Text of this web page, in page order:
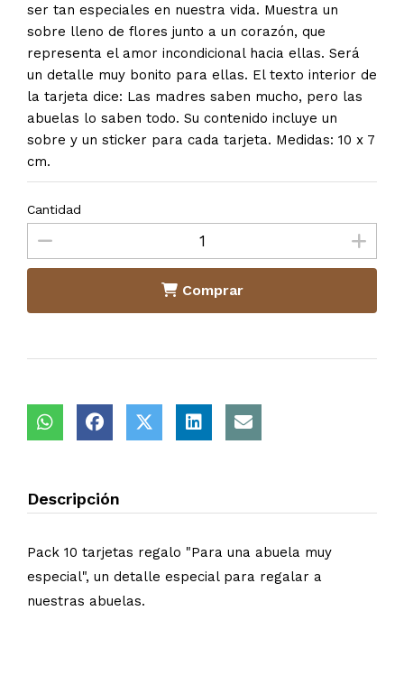
ser tan especiales en nuestra vida. Muestra un
sobre lleno de flores junto a un corazón, que
representa el amor incondicional hacia ellas. Será
un detalle muy bonito para ellas. El texto interior de
la tarjeta dice: Las madres saben mucho, pero las
abuelas lo saben todo. Su contenido incluye un
sobre y un sticker para cada tarjeta. Medidas: 10 x 7
cm.
Cantidad
Comprar
Descripción
Pack 10 tarjetas regalo "Para una abuela muy
especial", un detalle especial para regalar a
nuestras abuelas.